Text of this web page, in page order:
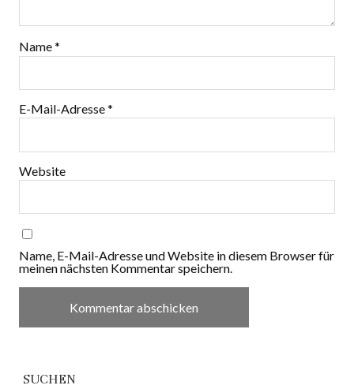
Name*
E-Mail-Adresse*
Website
Name, E-Mail-Adresse und Website in diesem Browser für
meinen nächsten Kommentar speichern.
SUCHEN